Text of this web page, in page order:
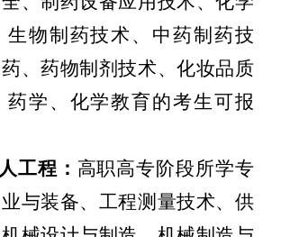
生物制药技术、中药制药技
、药物制剂技术、化妆品质
药学、化学教育的考生可报
工程 ： 高职高专阶段所学专
与装备、工程测量技术、供